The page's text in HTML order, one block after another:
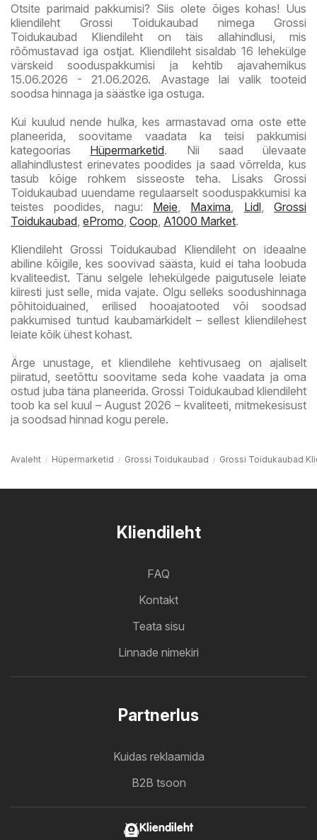
Otsite parimaid pakkumisi? Siis olete õiges kohas! Uus
kliendileht Grossi Toidukaubad nimega Grossi
Toidukaubad Kliendileht on täis allahindlusi, mis
rõõmustavad iga ostjat. Kliendileht sisaldab 16 lehekülge
värskeid sooduspakkumisi ja kehtib ajavahemikus
15.06.2026 - 21.06.2026. Avastage lai valik tooteid
soodsa hinnaga ja säästke iga ostuga.
Kui kuulud nende hulka, kes armastavad oma oste ette
planeerida, soovitame vaadata ka teisi pakkumisi
kategoorias Hüpermarketid. Nii saad ülevaate
allahindlustest erinevates poodides ja saad võrrelda, kus
tasub kõige rohkem sisseoste teha. Lisaks Grossi
Toidukaubad uuendame regulaarselt sooduspakkumisi ka
teistes poodides, nagu: Meie Maxima Lidl,Grossi
Toidukaubad ePromo Coop A1000 Market.
Kliendileht Grossi Toidukaubad Kliendileht on ideaalne
abiline kõigile, kes soovivad säästa, kuid ei taha loobuda
kvaliteedist. Tänu selgele lehekülgede paigutusele leiate
kiiresti just selle, mida vajate. Olgu selleks soodushinnaga
põhitoiduained, erilised hooajatooted või soodsad
pakkumised tuntud kaubamärkidelt – sellest kliendilehest
leiate kõik ühest kohast.
Ärge unustage, et kliendilehe kehtivusaeg on ajaliselt
piiratud, seetõttu soovitame seda kohe vaadata ja oma
ostud juba täna planeerida. Grossi Toidukaubad kliendileht
toob ka sel kuul – August 2026 – kvaliteeti, mitmekesisust
ja soodsad hinnad kogu perele.
Avaleht Hüpermarketid Grossi Toidukaubad Grossi Toidukaubad
Kliendileht
FAQ
Kontakt
Teata sisu
Linnade nimekiri
Partnerlus
Kuidas reklaamida
B2B tsoon
Kliendileht